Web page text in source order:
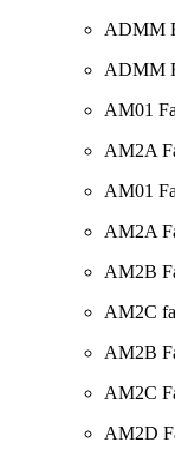
ADMM
ADMM
AM01
AM2A
AM01
AM2A
AM2B
AM2C
AM2B
AM2C
AM2D